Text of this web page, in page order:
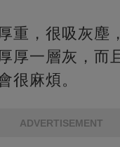
重，很吸灰塵
厚一層灰，而
很麻煩。
ADVERTISEMENT